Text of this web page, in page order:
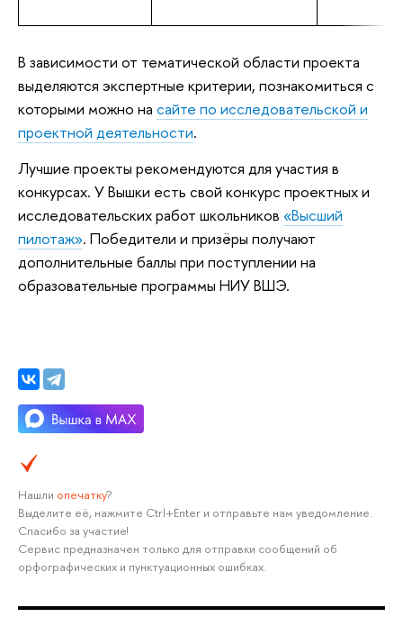
В зависимости от тематической области проекта
выделяются экспертные критерии, познакомиться с
которыми можно на сайте по исследовательской и
проектной деятельности.
Лучшие проекты рекомендуются для участия в
конкурсах. У Вышки есть свой конкурс проектных и
исследовательских работ школьников «Высший
пилотаж». Победители и призёры получают
дополнительные баллы при поступлении на
образовательные программы НИУ ВШЭ.
Нашли опечатку?
Выделите её, нажмите Ctrl+Enter и отправьте нам уведомление.
Спасибо за участие!
Сервис предназначен только для отправки сообщений об
орфографических и пунктуационных ошибках.